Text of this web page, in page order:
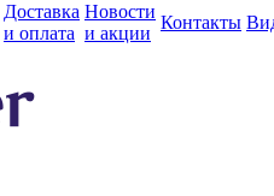
Доставка
и оплата
Новости
и акции
Контакты